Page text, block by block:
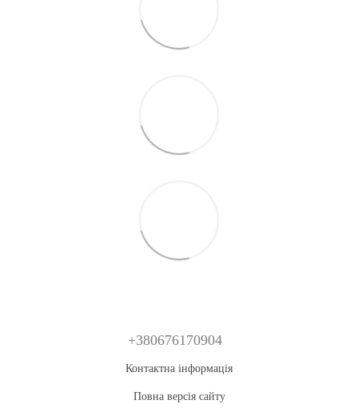
+380676170904
Контактна інформація
Повна версія сайту